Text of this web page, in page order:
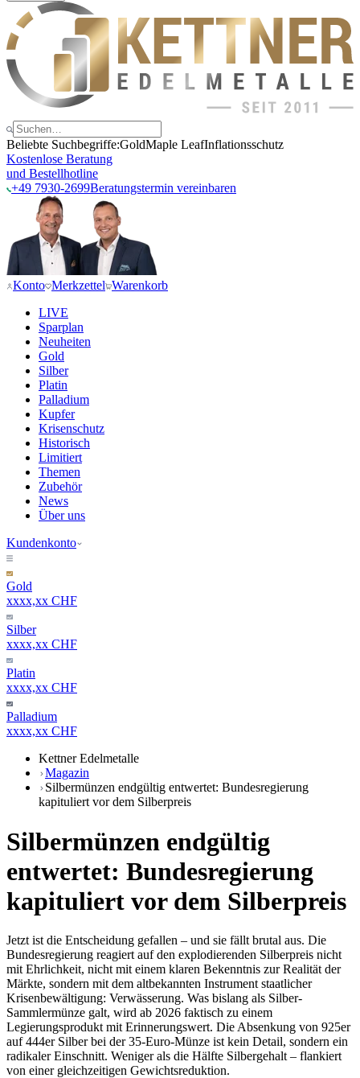
Beliebte Suchbegriffe:GoldMaple LeafInflationsschutz
Kostenlose Beratung
und Bestellhotline
+49 7930-2699Beratungstermin vereinbaren
Konto Merkzettel Warenkorb
LIVE
Sparplan
Neuheiten
Gold
Silber
Platin
Palladium
Kupfer
Krisenschutz
Historisch
Limitiert
Themen
Zubehör
News
Über uns
Kundenkonto
Gold
xxxx,xx CHF
Silber
xxxx,xx CHF
Platin
xxxx,xx CHF
Palladium
xxxx,xx CHF
Kettner Edelmetalle
Magazin
Silbermünzen endgültig entwertet: Bundesregierung
kapituliert vor dem Silberpreis
Silbermünzen endgültig
entwertet: Bundesregierung
kapituliert vor dem Silberpreis
Jetzt ist die Entscheidung gefallen – und sie fällt brutal aus. Die
Bundesregierung reagiert auf den explodierenden Silberpreis nicht
mit Ehrlichkeit, nicht mit einem klaren Bekenntnis zur Realität der
Märkte, sondern mit dem altbekannten Instrument staatlicher
Krisenbewältigung: Verwässerung. Was bislang als Silber-
Sammlermünze galt, wird ab 2026 faktisch zu einem
Legierungsprodukt mit Erinnerungswert. Die Absenkung von 925er
auf 444er Silber bei der 35-Euro-Münze ist kein Detail, sondern ein
radikaler Einschnitt. Weniger als die Hälfte Silbergehalt – flankiert
von einer gleichzeitigen Gewichtsreduktion.